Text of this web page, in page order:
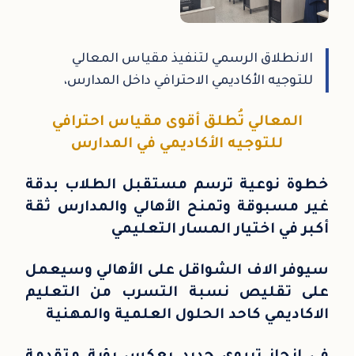
الانطلاق الرسمي لتنفيذ مقياس المعالي
للتوجيه الأكاديمي الاحترافي داخل المدارس،
المعالي تُطلق أقوى مقياس احترافي
للتوجيه الأكاديمي في المدارس
خطوة نوعية ترسم مستقبل الطلاب بدقة
غير مسبوقة وتمنح الأهالي والمدارس ثقة
أكبر في اختيار المسار التعليمي
سيوفر الاف الشواقل على الأهالي وسيعمل
على تقليص نسبة التسرب من التعليم
الاكاديمي كاحد الحلول العلمية والمهنية